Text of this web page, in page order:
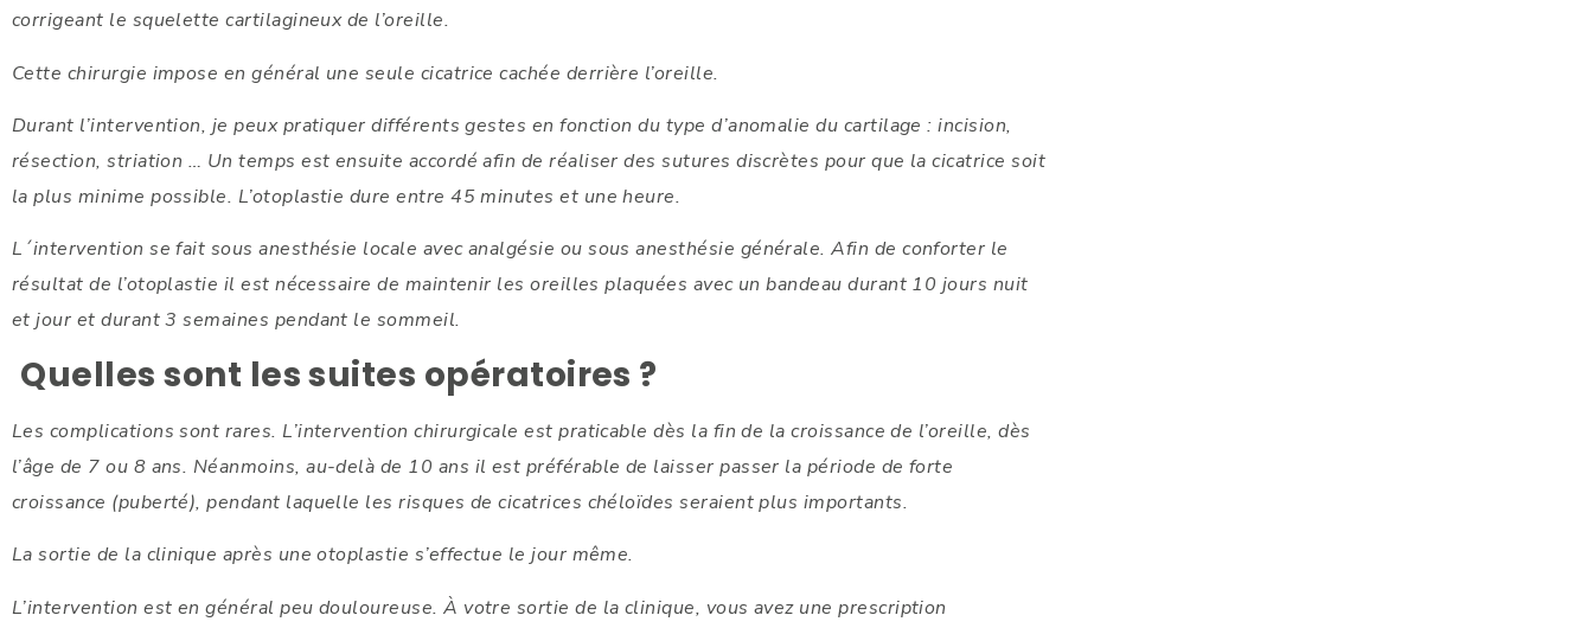
corrigeant le squelette cartilagineux de l’oreille.
Cette chirurgie impose en général une seule cicatrice cachée derrière l’oreille.
Durant l’intervention, je peux pratiquer différents gestes en fonction du type d’anomalie du cartilage : incision,
résection, striation … Un temps est ensuite accordé afin de réaliser des sutures discrètes pour que la cicatrice soit
la plus minime possible. L’otoplastie dure entre 45 minutes et une heure.
L´intervention se fait sous anesthésie locale avec analgésie ou sous anesthésie générale. Afin de conforter le
résultat de l’otoplastie il est nécessaire de maintenir les oreilles plaquées avec un bandeau durant 10 jours nuit
et jour et durant 3 semaines pendant le sommeil.
Quelles sont les suites opératoires ?
Les complications sont rares. L’intervention chirurgicale est praticable dès la fin de la croissance de l’oreille, dès
l’âge de 7 ou 8 ans. Néanmoins, au-delà de 10 ans il est préférable de laisser passer la période de forte
croissance (puberté), pendant laquelle les risques de cicatrices chéloïdes seraient plus importants.
La sortie de la clinique après une otoplastie s’effectue le jour même.
L’intervention est en général peu douloureuse. À votre sortie de la clinique, vous avez une prescription